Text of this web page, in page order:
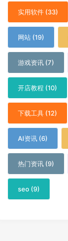
实用软件 (33)
网站 (19)
游戏资讯 (7)
开店教程 (10)
下载工具 (12)
AI资讯 (6)
热门资讯 (9)
seo (9)